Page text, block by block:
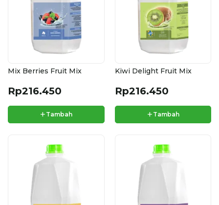
Mix Berries Fruit Mix
Rp216.450
+ Tambah
Kiwi Delight Fruit Mix
Rp216.450
+ Tambah